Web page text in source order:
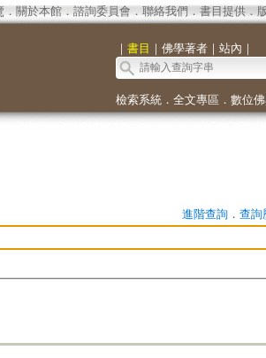
． 關於本館． 諮詢委員會． 聯絡我們 ． 書目提供．
｜ 書目 ｜ 佛學著者｜ 站內 ｜
檢索系統． 全文專區 ． 數位
進階查詢． 查詢